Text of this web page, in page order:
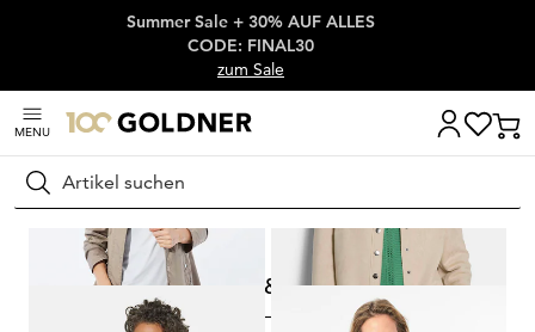
Überspringe Navigation, direkt zum Content
Summer Sale + 30% AUF ALLES
CODE: FINAL30
zum Sale
MENU
Suchen
Startseite Jacken & Blazer
Jacken & Blazer